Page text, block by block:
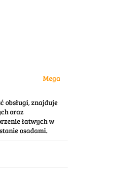
Mega
obsługi, znajduje
oraz
łatwych w
osadami.